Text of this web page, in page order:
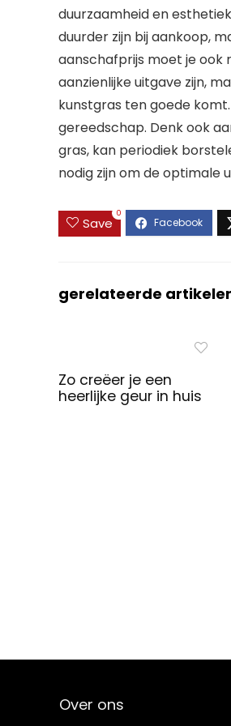
duurzaamheid en
duurder zijn bij aankoop,
aanschafprijs moet je ook
aanzienlijke uitgave zijn,
kunstgras ten goede
gereedschap. Denk ook
gras, kan periodiek
nodig zijn om de optimale
Save
0
gerelateerde
Zo creëer je een
heerlijke geur in huis
Over ons